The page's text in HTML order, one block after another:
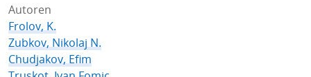
Autoren
Frolov, K.
Zubkov, Nikolaj N.
Chudjakov, Efim